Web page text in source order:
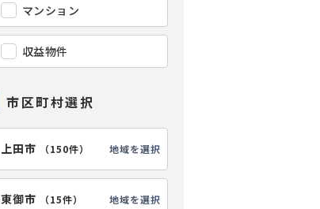
マンション
収益物件
市区町村選択
上田市 （150件） 地域を選択
東御市 （15件） 地域を選択